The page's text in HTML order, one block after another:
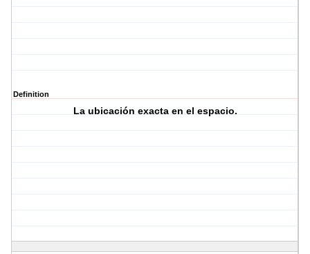
Definition
La ubicación exacta en el espacio.